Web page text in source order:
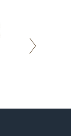
Notre site